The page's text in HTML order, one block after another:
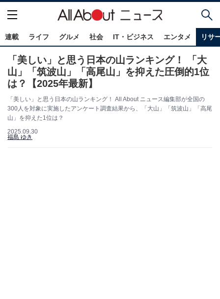
連載 ライフ グルメ 社会 IT・ビジネス エンタメ リサ
「美しい」と思う日本の山ランキング！ 「大
山」「筑波山」「高尾山」を抑えた圧倒的1位
は？【2025年最新】
「美しい」と思う日本の山ランキング！ All About ニュース編集部が全国の
300人を対象に実施したアンケート調査結果から、「大山」「筑波山」「高尾
山」を抑えた1位は？
2025.09.30
福島 ゆき